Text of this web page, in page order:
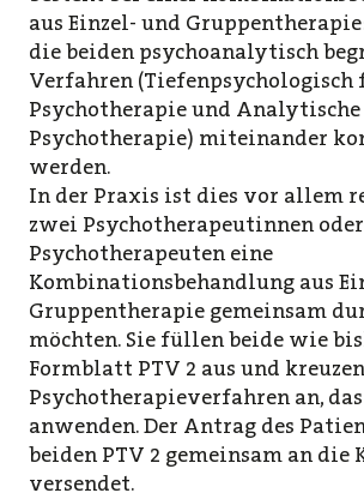
aus Einzel- und
die beiden psychoanalytisch
Verfahren
Psychotherapie und Analytische
Psychotherapie) miteinander
werden.
In der Praxis ist dies vor allem
zwei Psychotherapeutinnen oder
Psychotherapeuten eine
Kombinationsbehandlung aus
Gruppentherapie gemeinsam
möchten. Sie füllen beide wie
Formblatt PTV 2 aus und
Psychotherapieverfahren an,
anwenden. Der Antrag des
beiden PTV 2 gemeinsam an die
versendet.